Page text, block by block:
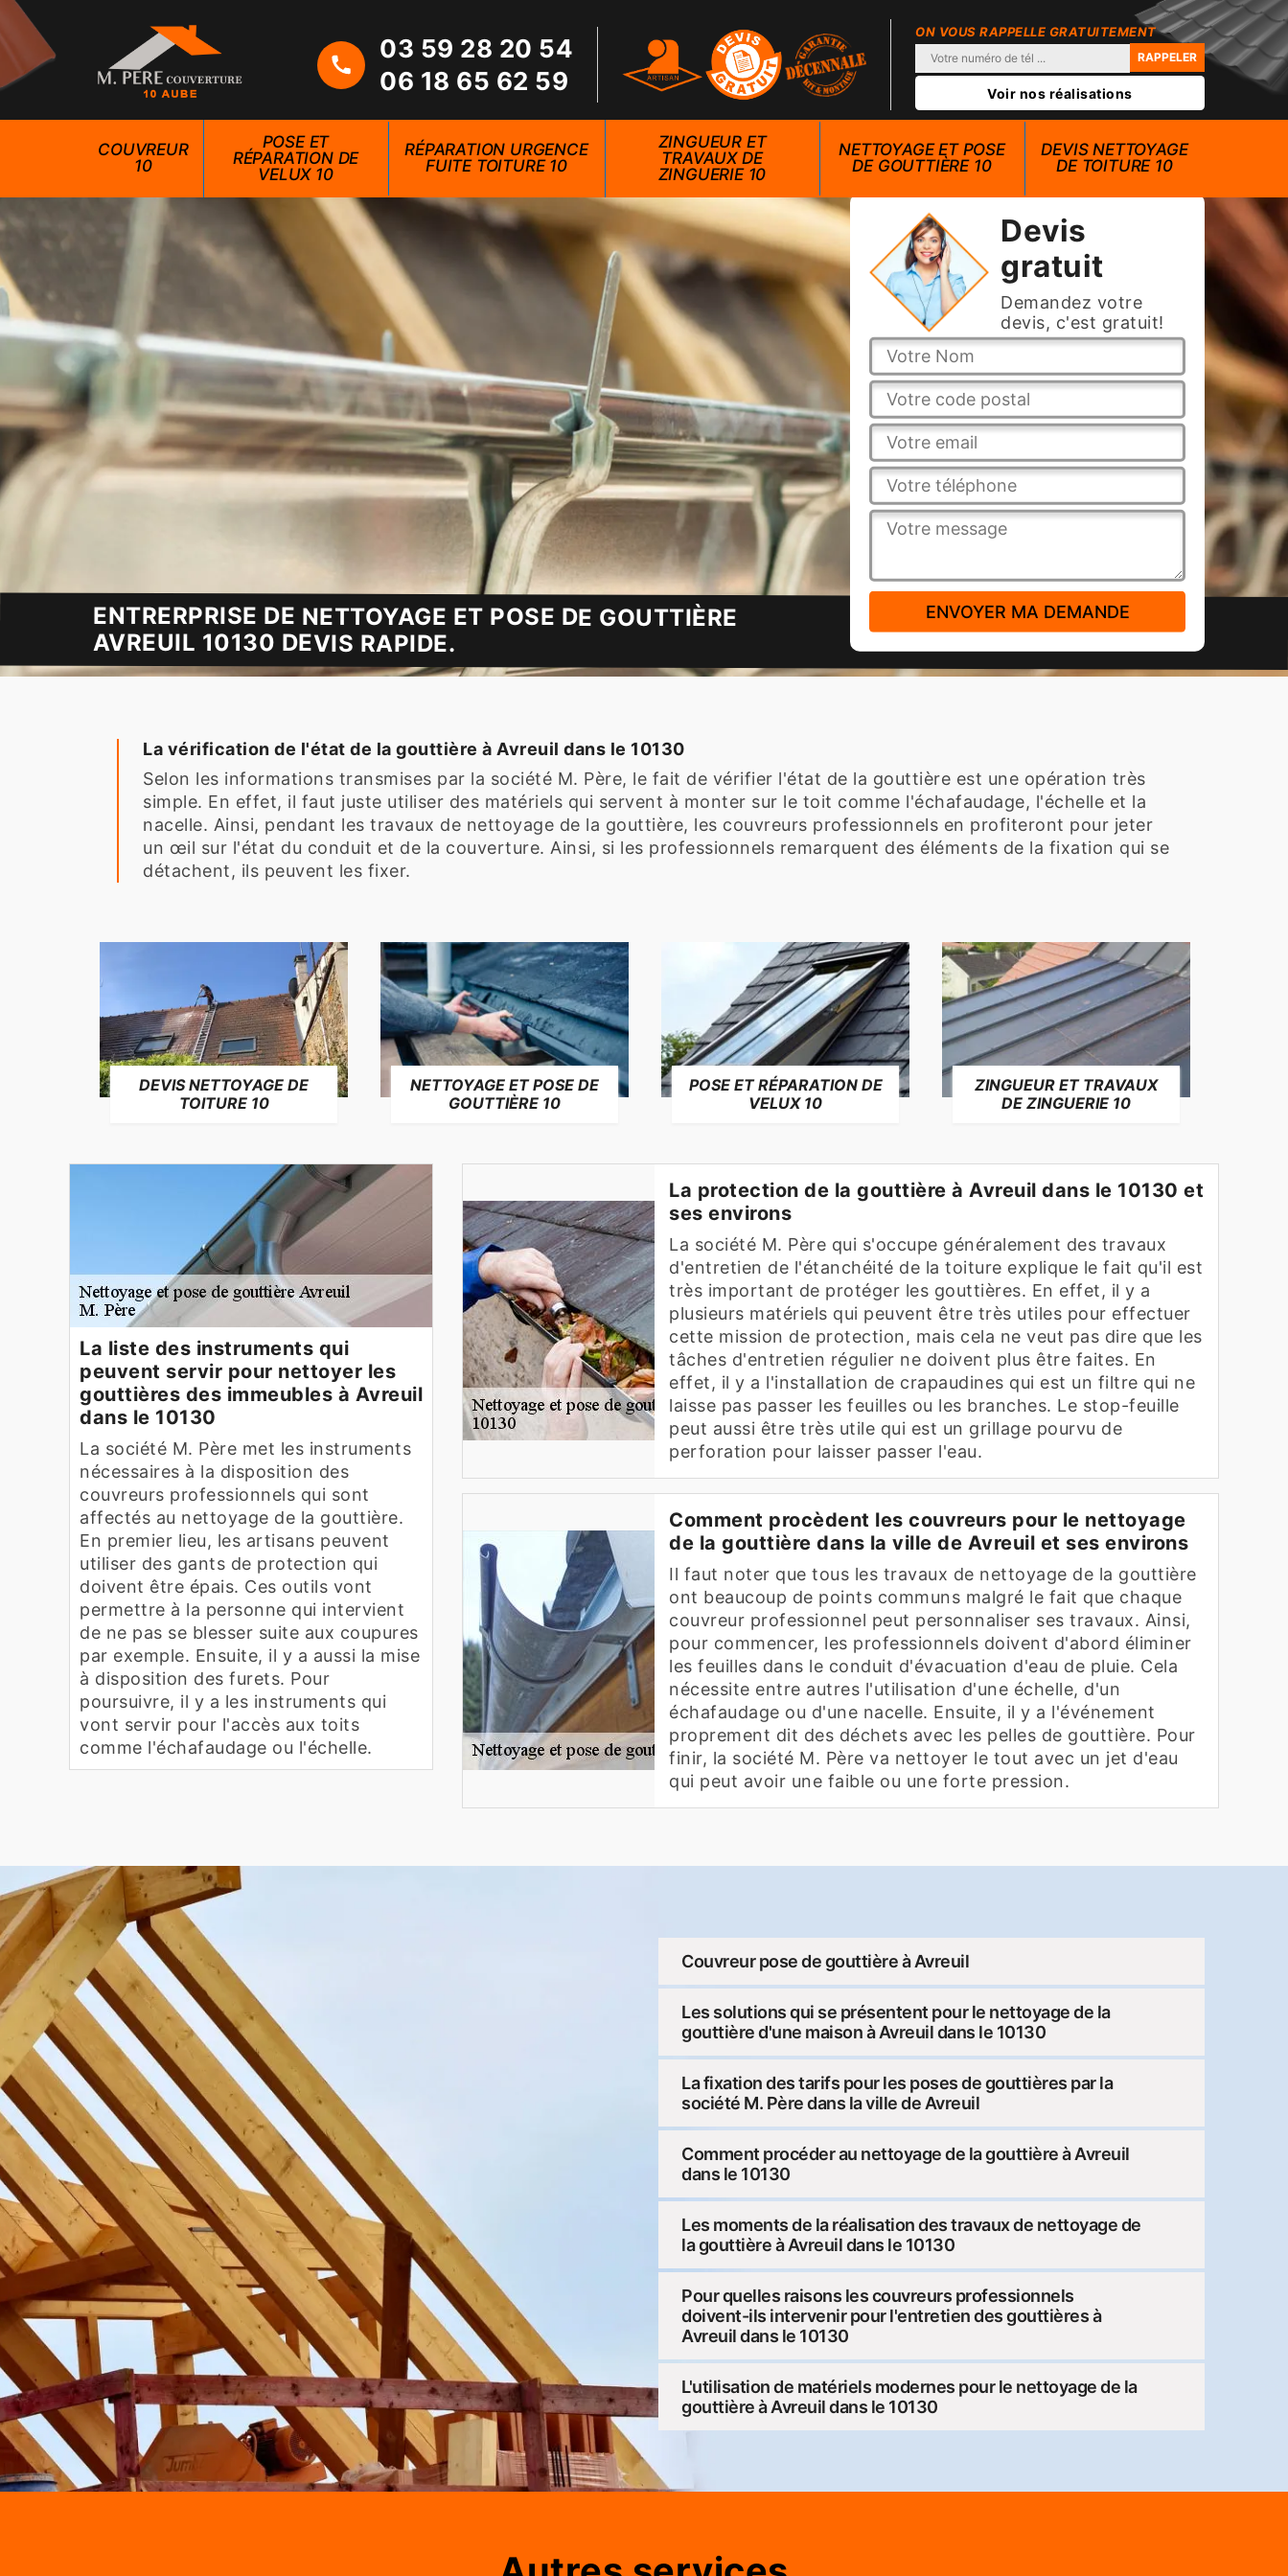
03 59 28 20 54
06 18 65 62 59
ON VOUS RAPPELLE GRATUITEMENT
Voir nos réalisations
COUVREUR
10
POSE ET
RÉPARATION DE
VELUX 10
RÉPARATION URGENCE
FUITE TOITURE 10
ZINGUEUR ET
TRAVAUX DE
ZINGUERIE 10
NETTOYAGE ET POSE
DE GOUTTIÈRE 10
DEVIS NETTOYAGE
DE TOITURE 10
Devis
gratuit
Demandez votre
devis, c'est gratuit!
ENTRERPRISE DE NETTOYAGE ET POSE DE GOUTTIÈRE
AVREUIL 10130 DEVIS RAPIDE.
La vérification de l'état de la gouttière à Avreuil dans le 10130
Selon les informations transmises par la société M. Père, le fait de vérifier l'état de la gouttière est une opération très
simple. En effet, il faut juste utiliser des matériels qui servent à monter sur le toit comme l'échafaudage, l'échelle et la
nacelle. Ainsi, pendant les travaux de nettoyage de la gouttière, les couvreurs professionnels en profiteront pour jeter
un œil sur l'état du conduit et de la couverture. Ainsi, si les professionnels remarquent des éléments de la fixation qui se
détachent, ils peuvent les fixer.
DEVIS NETTOYAGE DE
TOITURE 10
NETTOYAGE ET POSE DE
GOUTTIÈRE 10
POSE ET RÉPARATION DE
VELUX 10
ZINGUEUR ET TRAVAUX
DE ZINGUERIE 10
La liste des instruments qui
peuvent servir pour nettoyer les
gouttières des immeubles à Avreuil
dans le 10130
La société M. Père met les instruments
nécessaires à la disposition des
couvreurs professionnels qui sont
affectés au nettoyage de la gouttière.
En premier lieu, les artisans peuvent
utiliser des gants de protection qui
doivent être épais. Ces outils vont
permettre à la personne qui intervient
de ne pas se blesser suite aux coupures
par exemple. Ensuite, il y a aussi la mise
à disposition des furets. Pour
poursuivre, il y a les instruments qui
vont servir pour l'accès aux toits
comme l'échafaudage ou l'échelle.
La protection de la gouttière à Avreuil dans le 10130 et
ses environs
La société M. Père qui s'occupe généralement des travaux
d'entretien de l'étanchéité de la toiture explique le fait qu'il est
très important de protéger les gouttières. En effet, il y a
plusieurs matériels qui peuvent être très utiles pour effectuer
cette mission de protection, mais cela ne veut pas dire que les
tâches d'entretien régulier ne doivent plus être faites. En
effet, il y a l'installation de crapaudines qui est un filtre qui ne
laisse pas passer les feuilles ou les branches. Le stop-feuille
peut aussi être très utile qui est un grillage pourvu de
perforation pour laisser passer l'eau.
Comment procèdent les couvreurs pour le nettoyage
de la gouttière dans la ville de Avreuil et ses environs
Il faut noter que tous les travaux de nettoyage de la gouttière
ont beaucoup de points communs malgré le fait que chaque
couvreur professionnel peut personnaliser ses travaux. Ainsi,
pour commencer, les professionnels doivent d'abord éliminer
les feuilles dans le conduit d'évacuation d'eau de pluie. Cela
nécessite entre autres l'utilisation d'une échelle, d'un
échafaudage ou d'une nacelle. Ensuite, il y a l'événement
proprement dit des déchets avec les pelles de gouttière. Pour
finir, la société M. Père va nettoyer le tout avec un jet d'eau
qui peut avoir une faible ou une forte pression.
Couvreur pose de gouttière à Avreuil
Les solutions qui se présentent pour le nettoyage de la
gouttière d'une maison à Avreuil dans le 10130
La fixation des tarifs pour les poses de gouttières par la
société M. Père dans la ville de Avreuil
Comment procéder au nettoyage de la gouttière à Avreuil
dans le 10130
Les moments de la réalisation des travaux de nettoyage de
la gouttière à Avreuil dans le 10130
Pour quelles raisons les couvreurs professionnels
doivent-ils intervenir pour l'entretien des gouttières à
Avreuil dans le 10130
L'utilisation de matériels modernes pour le nettoyage de la
gouttière à Avreuil dans le 10130